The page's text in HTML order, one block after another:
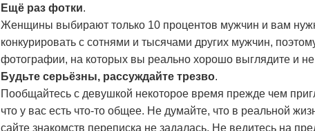
Ещё раз фотки.
Женщины выбирают только 10 процентов мужчин и вам
конкурировать с сотнями и тысячами других мужчин,
фотографии, на которых вы реально хорошо выглядите и не
Будьте серьёзны, рассуждайте трезво.
Пообщайтесь с девушкой некоторое время прежде чем
что у вас есть что-то общее. Не думайте, что в реальной
сайте знакомств переписка не задалась. Не ведитесь на